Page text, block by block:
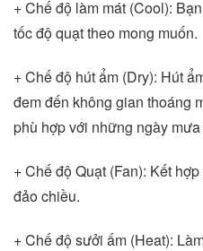
+ Chế độ làm mát (Cool):
tốc độ quạt theo mong muốn.
+ Chế độ hút ẩm (Dry): Hút
đem đến không gian thoáng
phù hợp với những ngày
+ Chế độ Quạt (Fan): Kết
đảo chiều.
+ Chế độ sưởi ấm (Heat):